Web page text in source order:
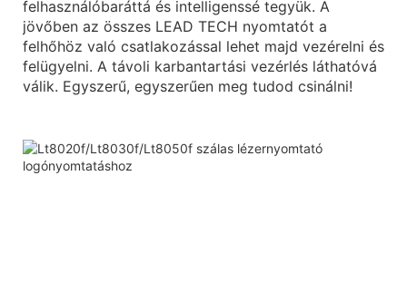
felhasználóbaráttá és intelligenssé tegyük. A
jövőben az összes LEAD TECH nyomtatót a
felhőhöz való csatlakozással lehet majd vezérelni és
felügyelni. A távoli karbantartási vezérlés láthatóvá
válik. Egyszerű, egyszerűen meg tudod csinálni!